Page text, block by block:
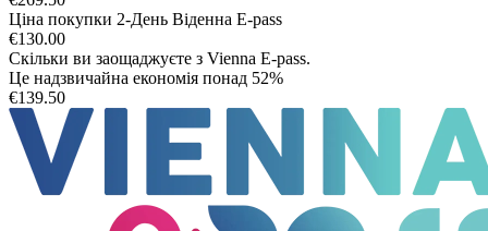
Ціна покупки 2-День Віденна E-pass
€130.00
Скільки ви заощаджуєте з Vienna E-pass.
Це надзвичайна економія понад 52%
€139.50